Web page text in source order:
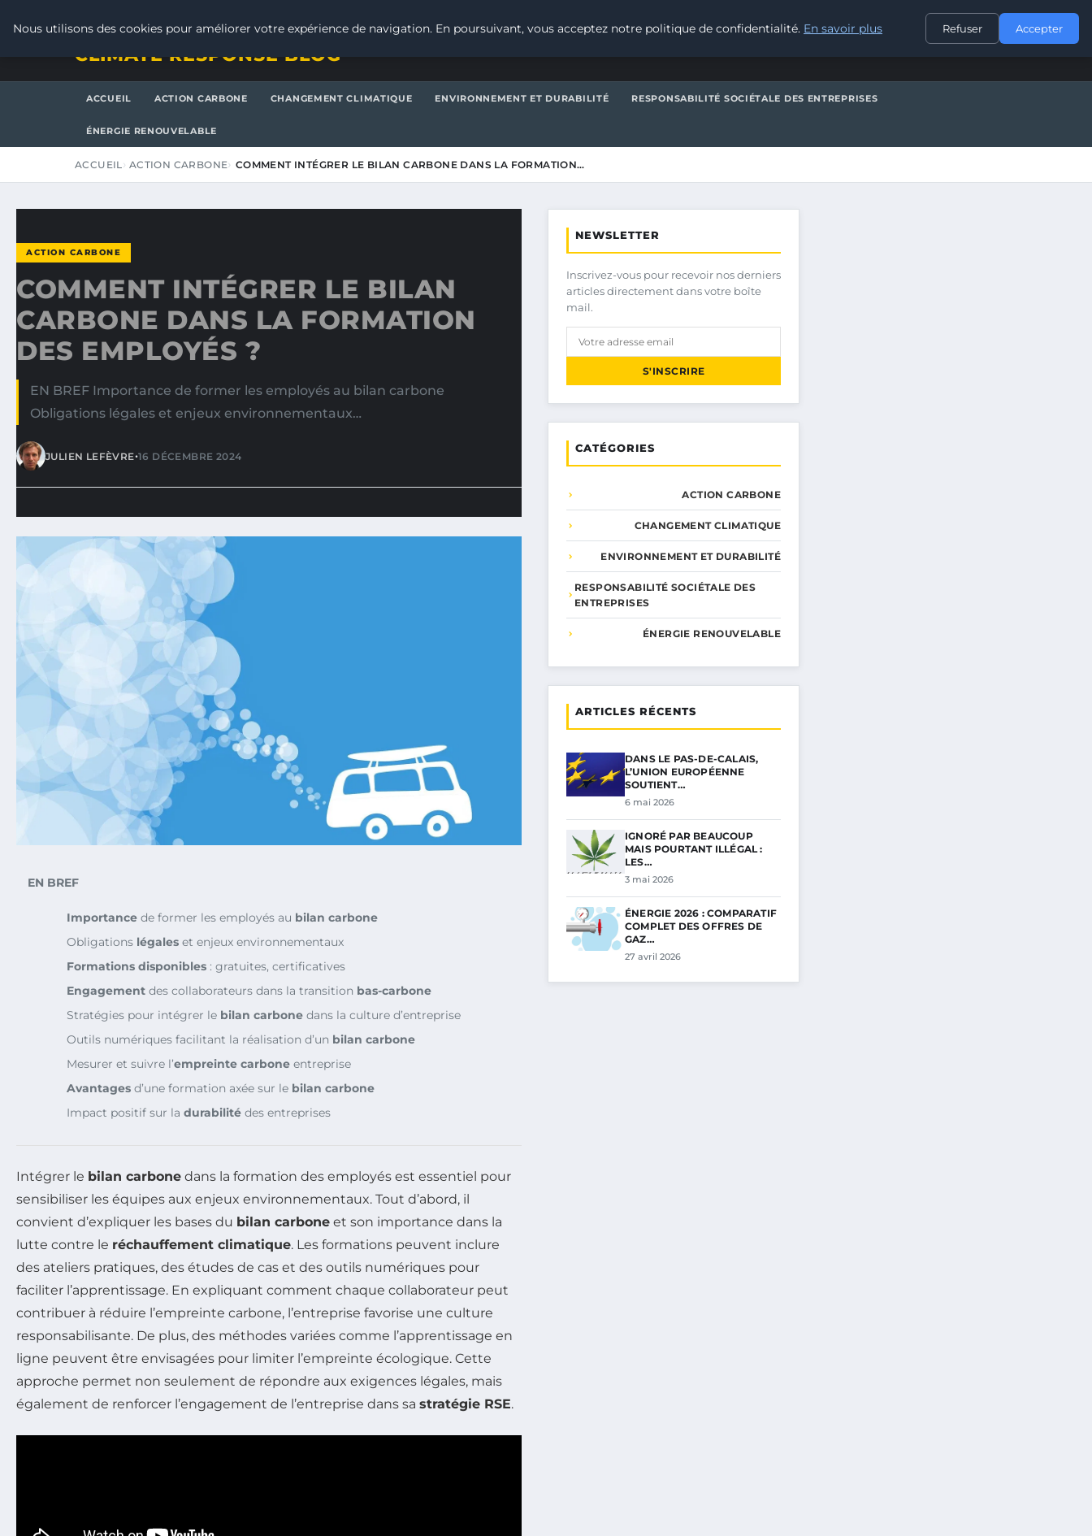
CONTACT
CLIMATE RESPONSE BLOG
ACCUEIL ACTION CARBONE CHANGEMENT CLIMATIQUE ENVIRONNEMENT ET DURABILITÉ RESPONSABILITÉ SOCIÉTALE DES ENTREPRISES
ÉNERGIE RENOUVELABLE
ACCUEIL ACTION CARBONE COMMENT INTÉGRER LE BILAN CARBONE DANS LA FORMATION…
ACTION CARBONE
COMMENT INTÉGRER LE BILAN
CARBONE DANS LA FORMATION
DES EMPLOYÉS ?
EN BREF Importance de former les employés au bilan carbone
Obligations légales et enjeux environnementaux…
JULIEN LEFÈVRE•16 DÉCEMBRE 2024
EN BREF
Importance de former les employés au bilan carbone
Obligations légales et enjeux environnementaux
Formations disponibles : gratuites, certificatives
Engagement des collaborateurs dans la transition bas-carbone
Stratégies pour intégrer le bilan carbone dans la culture d’entreprise
Outils numériques facilitant la réalisation d’un bilan carbone
Mesurer et suivre l’empreinte carbone entreprise
Avantages d’une formation axée sur le bilan carbone
Impact positif sur la durabilité des entreprises
Intégrer le bilan carbone dans la formation des employés est essentiel pour
sensibiliser les équipes aux enjeux environnementaux. Tout d’abord, il
convient d’expliquer les bases du bilan carbone et son importance dans la
lutte contre le réchauffement climatique. Les formations peuvent inclure
des ateliers pratiques, des études de cas et des outils numériques pour
faciliter l’apprentissage. En expliquant comment chaque collaborateur peut
contribuer à réduire l’empreinte carbone, l’entreprise favorise une culture
responsabilisante. De plus, des méthodes variées comme l’apprentissage en
ligne peuvent être envisagées pour limiter l’empreinte écologique. Cette
approche permet non seulement de répondre aux exigences légales, mais
également de renforcer l’engagement de l’entreprise dans sa stratégie RSE.
NEWSLETTER
Inscrivez-vous pour recevoir nos derniers
articles directement dans votre boîte
mail.
S'INSCRIRE
CATÉGORIES
ACTION CARBONE
CHANGEMENT CLIMATIQUE
ENVIRONNEMENT ET DURABILITÉ
RESPONSABILITÉ SOCIÉTALE DES
ENTREPRISES
ÉNERGIE RENOUVELABLE
ARTICLES RÉCENTS
DANS LE PAS-DE-CALAIS,
L’UNION EUROPÉENNE
SOUTIENT…
6 mai 2026
IGNORÉ PAR BEAUCOUP
MAIS POURTANT ILLÉGAL :
LES…
3 mai 2026
ÉNERGIE 2026 : COMPARATIF
COMPLET DES OFFRES DE
GAZ…
27 avril 2026
Nous utilisons des cookies pour améliorer votre expérience de navigation. En poursuivant, vous acceptez notre politique de confidentialité. En savoir plus Refuser Accepter